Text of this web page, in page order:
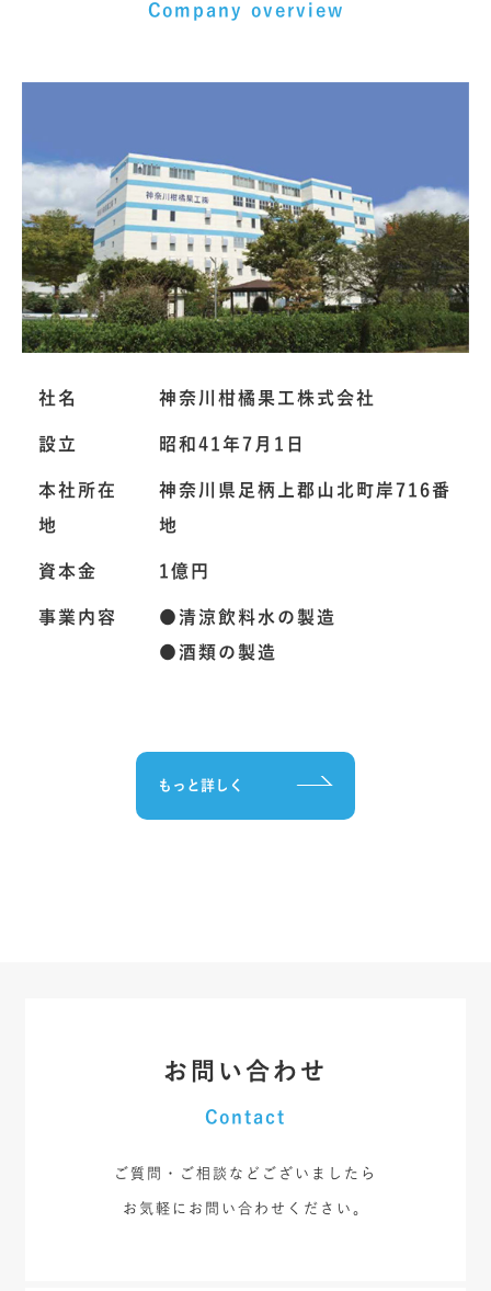
Company overview
社名 神奈川柑橘果工株式会社
設立 昭和41年7月1日
本社所在
地
神奈川県足柄上郡山北町岸716番
地
資本金 1億円
事業内容
●清涼飲料水の製造
●酒類の製造
もっと詳しく
お問い合わせ
Contact
ご質問・ご相談などございましたら
お気軽にお問い合わせください。